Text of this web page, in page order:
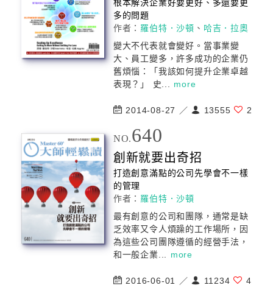
根本解決企業好要更好、多還要更
多的問題
作者： 羅伯特．沙頓 、 哈吉．拉奧
變大不代表就會變好。當事業變
大、員工變多，許多成功的企業仍
舊煩惱：「我該如何提升企業卓越
表現？」 史... more
2014-08-27 ／ 13555 2
NO.640
創新就要出奇招
打造創意滿點的公司先學會不一樣
的管理
作者： 羅伯特．沙頓
最有創意的公司和團隊，通常是缺
乏效率又令人煩躁的工作場所，因
為這些公司團隊遵循的經營手法，
和一般企業... more
2016-06-01 ／ 11234 4